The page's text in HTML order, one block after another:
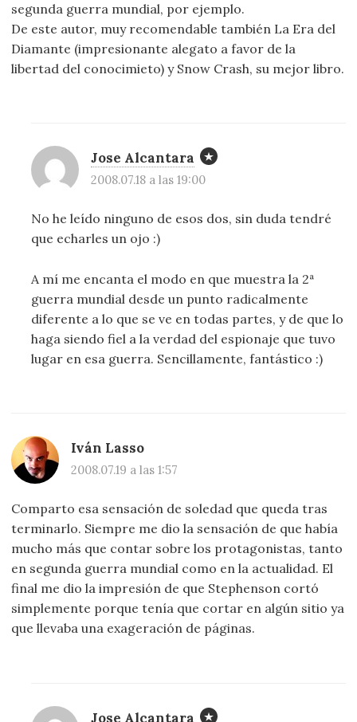
segunda guerra mundial, por ejemplo.
De este autor, muy recomendable también La Era del
Diamante (impresionante alegato a favor de la
libertad del conocimieto) y Snow Crash, su mejor libro.
Jose Alcantara
2008.07.18 a las 19:00
No he leído ninguno de esos dos, sin duda tendré
que echarles un ojo :)
A mí me encanta el modo en que muestra la 2ª
guerra mundial desde un punto radicalmente
diferente a lo que se ve en todas partes, y de que lo
haga siendo fiel a la verdad del espionaje que tuvo
lugar en esa guerra. Sencillamente, fantástico :)
Iván Lasso
2008.07.19 a las 1:57
Comparto esa sensación de soledad que queda tras
terminarlo. Siempre me dio la sensación de que había
mucho más que contar sobre los protagonistas, tanto
en segunda guerra mundial como en la actualidad. El
final me dio la impresión de que Stephenson cortó
simplemente porque tenía que cortar en algún sitio ya
que llevaba una exageración de páginas.
Jose Alcantara